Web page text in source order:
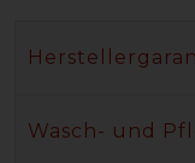
Wasch- und